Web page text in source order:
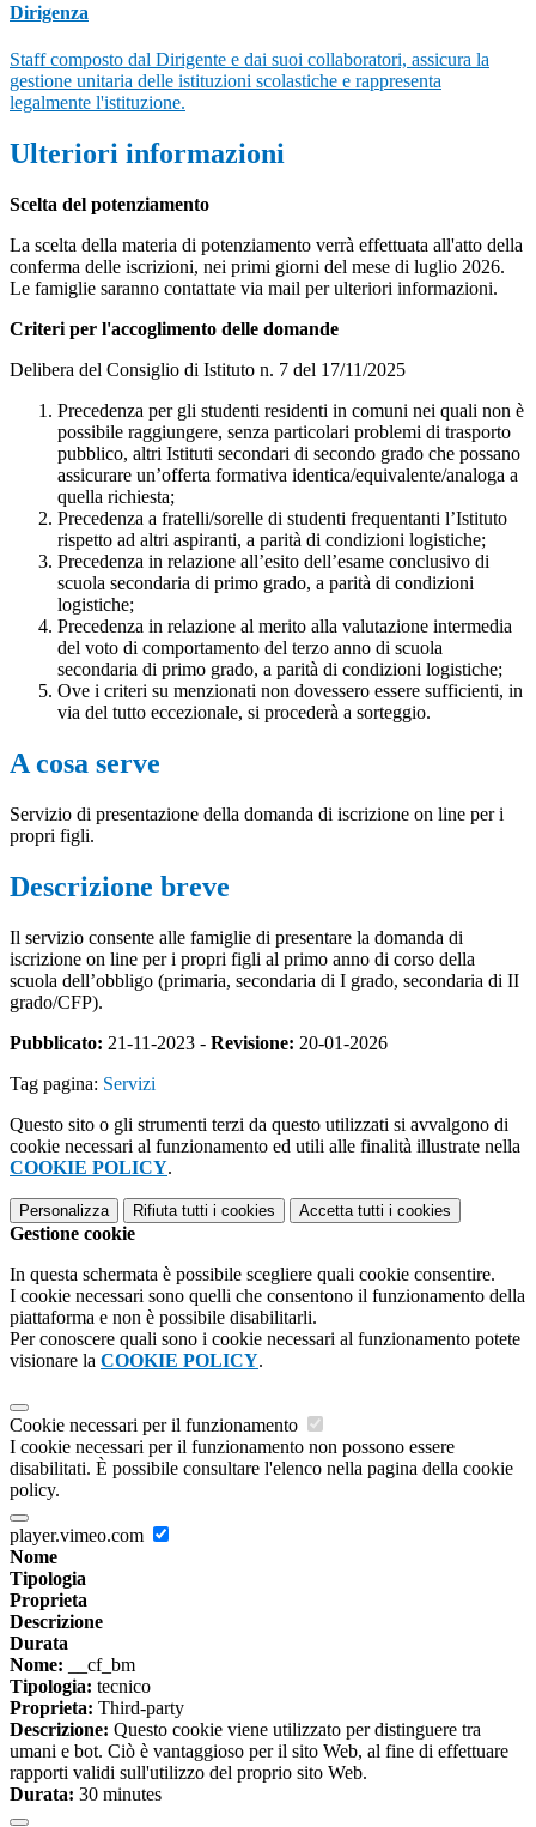
Dirigenza
Staff composto dal Dirigente e dai suoi collaboratori, assicura la
gestione unitaria delle istituzioni scolastiche e rappresenta
legalmente l'istituzione.
Ulteriori informazioni
Scelta del potenziamento
La scelta della materia di potenziamento verrà effettuata all'atto della
conferma delle iscrizioni, nei primi giorni del mese di luglio 2026.
Le famiglie saranno contattate via mail per ulteriori informazioni.
Criteri per l'accoglimento delle domande
Delibera del Consiglio di Istituto n. 7 del 17/11/2025
Precedenza per gli studenti residenti in comuni nei quali non è
possibile raggiungere, senza particolari problemi di trasporto
pubblico, altri Istituti secondari di secondo grado che possano
assicurare un’offerta formativa identica/equivalente/analoga a
quella richiesta;
Precedenza a fratelli/sorelle di studenti frequentanti l’Istituto
rispetto ad altri aspiranti, a parità di condizioni logistiche;
Precedenza in relazione all’esito dell’esame conclusivo di
scuola secondaria di primo grado, a parità di condizioni
logistiche;
Precedenza in relazione al merito alla valutazione intermedia
del voto di comportamento del terzo anno di scuola
secondaria di primo grado, a parità di condizioni logistiche;
Ove i criteri su menzionati non dovessero essere sufficienti, in
via del tutto eccezionale, si procederà a sorteggio.
A cosa serve
Servizio di presentazione della domanda di iscrizione on line per i
propri figli.
Descrizione breve
Il servizio consente alle famiglie di presentare la domanda di
iscrizione on line per i propri figli al primo anno di corso della
scuola dell’obbligo (primaria, secondaria di I grado, secondaria di II
grado/CFP).
Pubblicato: 21-11-2023 - Revisione: 20-01-2026
Tag pagina: Servizi
Questo sito o gli strumenti terzi da questo utilizzati si avvalgono di
cookie necessari al funzionamento ed utili alle finalità illustrate nella
COOKIE POLICY.
Personalizza Rifiuta tutti i cookies Accetta tutti i cookies
Gestione cookie
In questa schermata è possibile scegliere quali cookie consentire.
I cookie necessari sono quelli che consentono il funzionamento della
piattaforma e non è possibile disabilitarli.
Per conoscere quali sono i cookie necessari al funzionamento potete
visionare la COOKIE POLICY.
Cookie necessari per il funzionamento
I cookie necessari per il funzionamento non possono essere
disabilitati. È possibile consultare l'elenco nella pagina della cookie
policy.
player.vimeo.com
Nome
Tipologia
Proprieta
Descrizione
Durata
Nome: __cf_bm
Tipologia: tecnico
Proprieta: Third-party
Descrizione: Questo cookie viene utilizzato per distinguere tra
umani e bot. Ciò è vantaggioso per il sito Web, al fine di effettuare
rapporti validi sull'utilizzo del proprio sito Web.
Durata: 30 minutes